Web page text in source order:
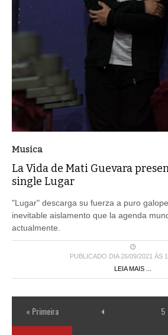
Musica
La Vida de Mati Guevara
single Lugar
"Lugar" descarga su fuerza a puro
inevitable aislamento que la agenda
actualmente.
PUBLICADO DIA 26/09/2021 ÀS
LEIA MAIS ...
« Primeira 5